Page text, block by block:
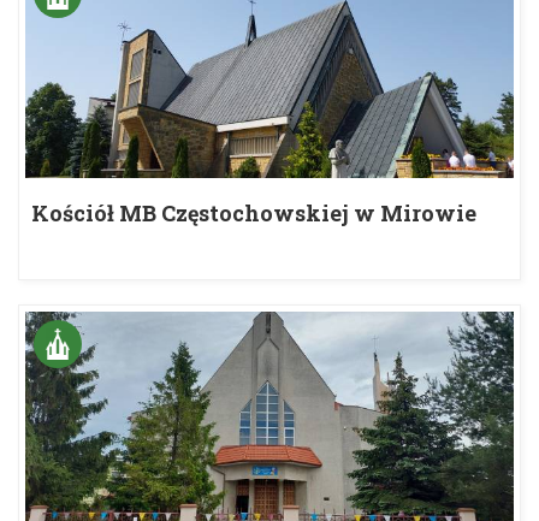
Kościół MB Częstochowskiej w Mirowie